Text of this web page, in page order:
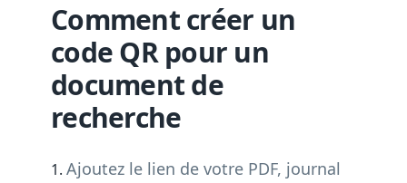
Comment créer un
code QR pour un
document de
recherche
Ajoutez le lien de votre PDF, journal